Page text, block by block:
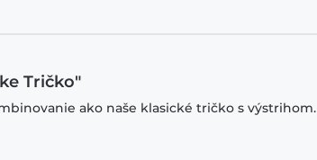
Tričko"
ako naše klasické tričko s výstrihom.